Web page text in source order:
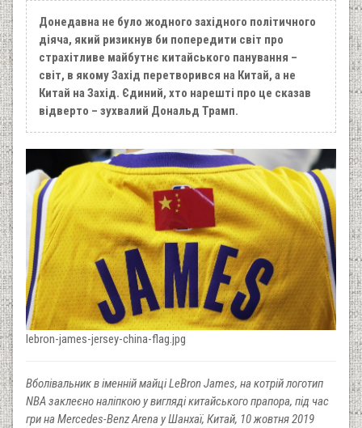
Донедавна не було жодного західного політичного
діяча, який ризикнув би попередити світ про
страхітливе майбутнє китайського панування –
світ, в якому Захід перетворився на Китай, а не
Китай на Захід. Єдиний, хто нарешті про це сказав
відверто – зухвалий Дональд Трамп.
lebron-james-jersey-china-flag.jpg
Вболівальник в іменній майці LeBron James, на котрій логотип
NBA заклеєно наліпкою у вигляді китайського прапора, під час
гри на Mercedes-Benz Arena у Шанхаї, Китай, 10 жовтня 2019